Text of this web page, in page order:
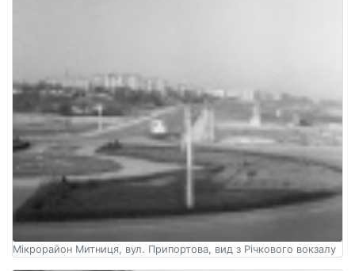
Мікрорайон Митниця, вул. Припортова, вид з Річкового вокзалу